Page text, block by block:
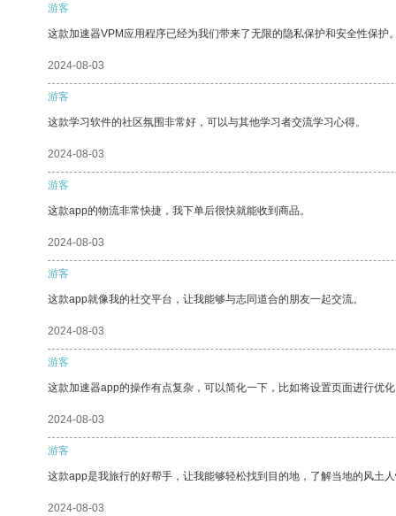
游客
这款加速器VPM应用程序已经为我们带来了无限的隐私保护和安全性保护
2024-08-03
游客
这款学习软件的社区氛围非常好，可以与其他学习者交流学习心得。
2024-08-03
游客
这款app的物流非常快捷，我下单后很快就能收到商品。
2024-08-03
游客
这款app就像我的社交平台，让我能够与志同道合的朋友一起交流。
2024-08-03
游客
这款加速器app的操作有点复杂，可以简化一下，比如将设置页面进行优
2024-08-03
游客
这款app是我旅行的好帮手，让我能够轻松找到目的地，了解当地的风土
2024-08-03